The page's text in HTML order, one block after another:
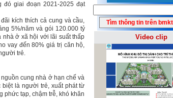
đó giai đoạn 2021-2025 đạt
kích thích cả cung và cầu,
5%/năm và gói 120.000 tỷ
nhà ở xã hội với lãi suất thấp
vay đến 80% giá trị căn hộ,
trẻ.
cung nhà ở hạn chế và
là người trẻ, xuất phát từ
phức tạp, chậm trễ, khó khăn
Video clip